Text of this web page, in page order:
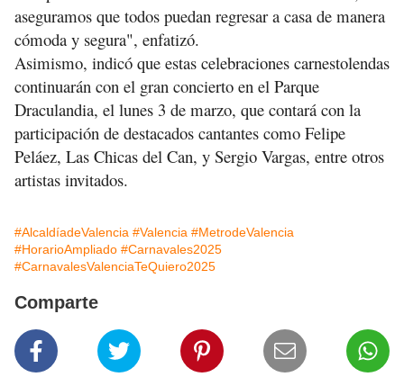
aseguramos que todos puedan regresar a casa de manera
cómoda y segura", enfatizó.
Asimismo, indicó que estas celebraciones carnestolendas
continuarán con el gran concierto en el Parque
Draculandia, el lunes 3 de marzo, que contará con la
participación de destacados cantantes como Felipe
Peláez, Las Chicas del Can, y Sergio Vargas, entre otros
artistas invitados.
#AlcaldíadeValencia #Valencia #MetrodeValencia
#HorarioAmpliado #Carnavales2025
#CarnavalesValenciaTeQuiero2025
Comparte